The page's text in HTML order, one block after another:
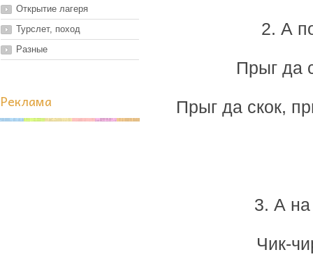
Открытие лагеря
Турслет, поход
Разные
Реклама
2. А
Прыг да
Прыг да скок,
3. А на
Чик-